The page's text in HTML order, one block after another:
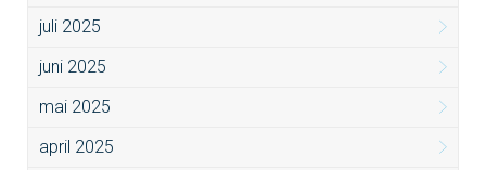
juli 2025
juni 2025
mai 2025
april 2025